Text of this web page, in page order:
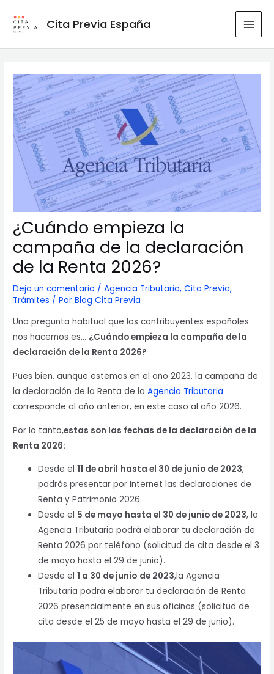
Cita Previa España
¿Cuándo empieza la
campaña de la declaración
de la Renta 2026?
Deja un comentario /Agencia Tributaria,Cita Previa,
Trámites / PorBlog Cita Previa
Una pregunta habitual que los contribuyentes españoles
nos hacemos es… ¿Cuándo empieza la campaña de la
declaración de la Renta 2026?
Pues bien, aunque estemos en el año 2023, la campaña de
la declaración de la Renta de laAgencia Tributaria
corresponde al año anterior, en este caso al año 2026.
Por lo tanto,estas son las fechas de la declaración de la
Renta 2026:
Desde el11 de abril hasta el 30 de junio de 2023,
podrás presentar por Internet las declaraciones de
Renta y Patrimonio 2026.
Desde el 5 de mayo hasta el 30 de junio de 2023, la
Agencia Tributaria podrá elaborar tu declaración de
Renta 2026 por teléfono (solicitud de cita desde el 3
de mayo hasta el 29 de junio).
Desde el1 a 30 de junio de 2023,la Agencia
Tributaria podrá elaborar tu declaración de Renta
2026 presencialmente en sus oficinas (solicitud de
cita desde el 25 de mayo hasta el 29 de junio).